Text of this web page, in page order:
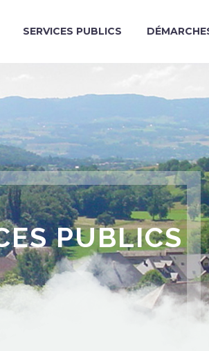
SERVICES PUBLICS
PUBLICS